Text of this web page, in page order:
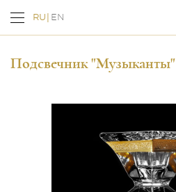
RU EN
Подсвечник "Музыканты"